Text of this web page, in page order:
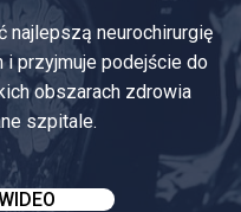
najlepszą neurochirurgię
i przyjmuje podejście do
obszarach zdrowia
szpitale.